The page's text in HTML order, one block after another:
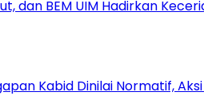
dan BEM UIM Hadirkan
Kabid Dinilai Normatif,